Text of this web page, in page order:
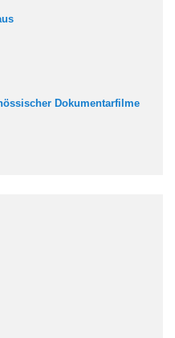
Dokumentarfilme